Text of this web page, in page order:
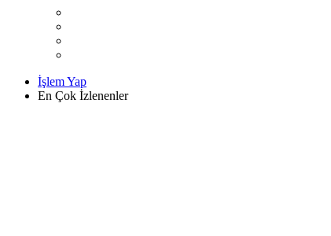
İşlem Yap
En Çok İzlenenler